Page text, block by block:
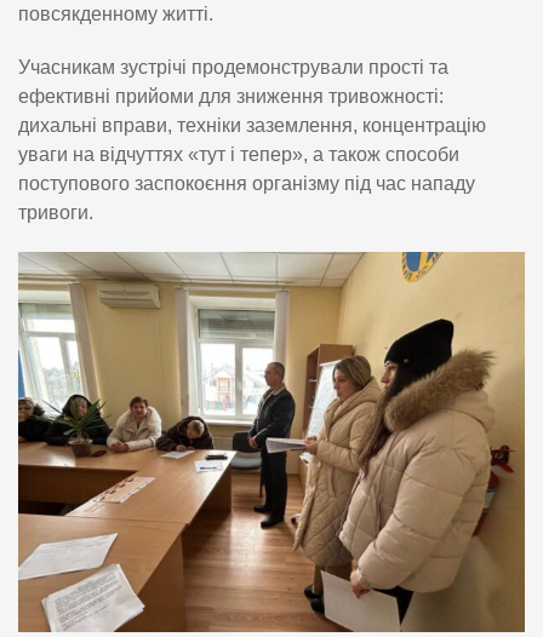
повсякденному житті.
Учасникам зустрічі продемонстрували прості та
ефективні прийоми для зниження тривожності:
дихальні вправи, техніки заземлення, концентрацію
уваги на відчуттях «тут і тепер», а також способи
поступового заспокоєння організму під час нападу
тривоги.